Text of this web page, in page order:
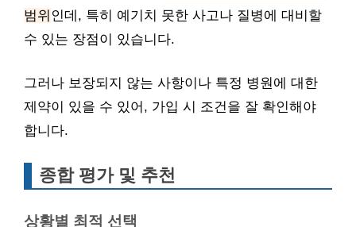
범위 인데, 특히 예기치 못한 사고나 질병에 대비할
수 있는 장점이 있습니다.
그러나 보장되지 않는 사항이나 특정 병원에 대한
제약이 있을 수 있어, 가입 시 조건을 잘 확인해야
합니다.
종합 평가 및 추천
상황별 최적 선택